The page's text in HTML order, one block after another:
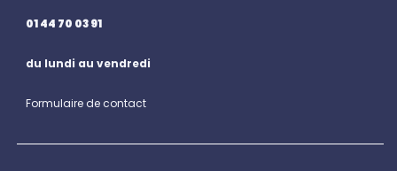
01 44 70 03 91
du lundi au vendredi
Formulaire de contact